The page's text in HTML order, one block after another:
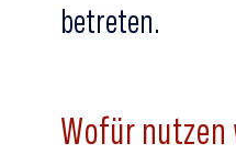
betreten.
Wofür